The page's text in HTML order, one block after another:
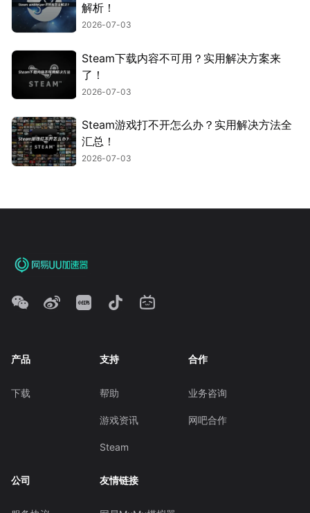
解析！
2026-07-03
Steam下载内容不可用？实用解决方案来
了！
2026-07-03
Steam游戏打不开怎么办？实用解决方法全
汇总！
2026-07-03
产品
下载
支持
帮助
游戏资讯
Steam
合作
业务咨询
网吧合作
公司 友情链接